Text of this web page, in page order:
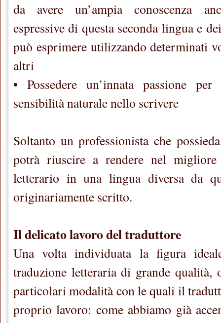
da avere un’ampia conoscenza
espressive di questa seconda lingua e
può esprimere utilizzando determinati
altri
• Possedere un’innata passione
sensibilità naturale nello scrivere
Soltanto un professionista che
potrà riuscire a rendere nel
letterario in una lingua diversa da
originariamente scritto.
Il delicato lavoro del traduttore
Una volta individuata la figura
traduzione letteraria di grande qualità,
particolari modalità con le quali il
proprio lavoro: come abbiamo già